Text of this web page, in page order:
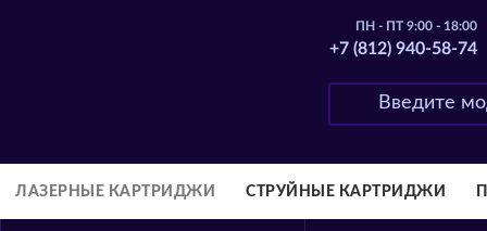
ПН - ПТ 9:00 - 18:00
+7 (812) 940-58-74
ЛАЗЕРНЫЕ КАРТРИДЖИ СТРУЙНЫЕ КАРТРИДЖИ